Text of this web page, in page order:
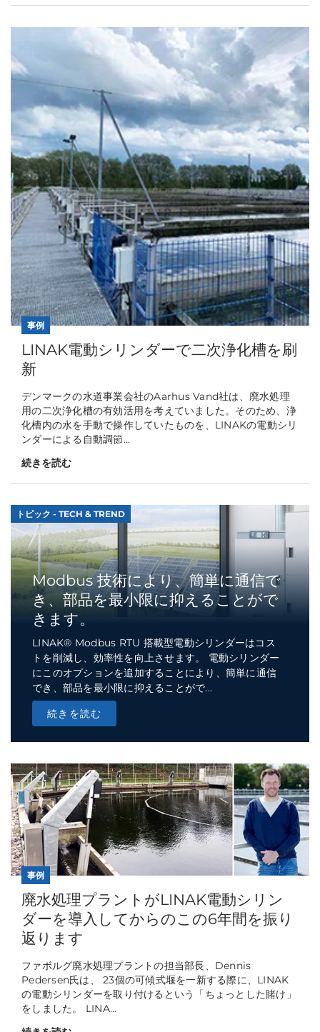
事例
LINAK電動シリンダーで二次浄化槽を刷
新
デンマークの水道事業会社のAarhus Vand社は、廃水処理
用の二次浄化槽の有効活用を考えていました。そのため、浄
化槽内の水を手動で操作していたものを、LINAKの電動シリ
ンダーによる自動調節...
続きを読む
トピック - TECH & TREND
Modbus 技術により、簡単に通信で
き、部品を最小限に抑えることがで
きます。
LINAK® Modbus RTU 搭載型電動シリンダーはコス
トを削減し、効率性を向上させます。 電動シリンダー
にこのオプションを追加することにより、簡単に通信
でき、部品を最小限に抑えることがで...
続きを読む
事例
廃水処理プラントがLINAK電動シリン
ダーを導入してからのこの6年間を振り
返ります
ファボルグ廃水処理プラントの担当部長、Dennis
Pedersen氏は、 23個の可傾式堰を一新する際に、LINAK
の電動シリンダーを取り付けるという「ちょっとした賭け」
をしました。 LINA...